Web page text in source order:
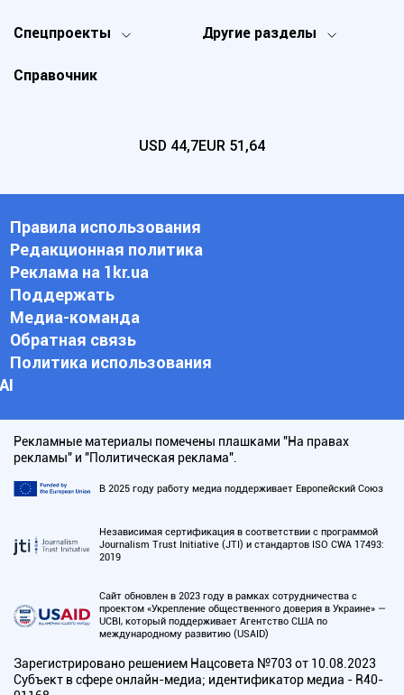
Спецпроекты Другие разделы
Справочник
USD 44,7EUR 51,64
Правила использования
Редакционная политика
Реклама на 1kr.ua
Поддержать
Медиа-команда
Обратная связь
Политика использования
АI
Рекламные материалы помечены плашками "На правах
рекламы" и "Политическая реклама".
В 2025 году работу медиа поддерживает Европейский Союз
Независимая сертификация в соответствии с программой
Journalism Trust Initiative (JTI) и стандартов ISO CWA 17493:
2019
Сайт обновлен в 2023 году в рамках сотрудничества с
проектом «Укрепление общественного доверия в Украине» —
UCBI, который поддерживает Агентство США по
международному развитию (USAID)
Зарегистрировано решением Нацсовета №703 от 10.08.2023
Субъект в сфере онлайн-медиа; идентификатор медиа - R40-